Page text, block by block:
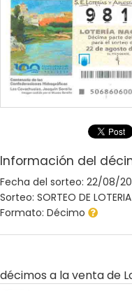
Información del
Fecha del sorteo: 22/08/
Sorteo: SORTEO DE
Formato: Décimo
a la venta de